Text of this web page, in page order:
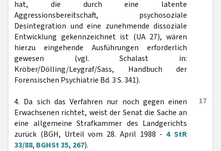
hat, die durch eine latente
Aggressionsbereitschaft, psychosoziale
Desintegration und eine zunehmende dissoziale
Entwicklung gekennzeichnet ist (UA 27), wären
hierzu eingehende Ausführungen erforderlich
gewesen (vgl. Schalast in:
Kröber/Dölling/Leygraf/Sass, Handbuch der
Forensischen Psychiatrie Bd. 3 S. 341).
17
4. Da sich das Verfahren nur noch gegen einen
Erwachsenen richtet, weist der Senat die Sache an
eine allgemeine Strafkammer des Landgerichts
zurück (BGH, Urteil vom 28. April 1988 -4 StR
33/88, BGHSt 35, 267).